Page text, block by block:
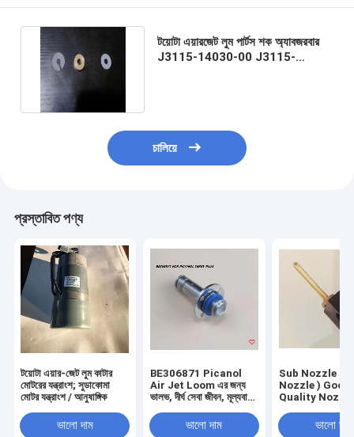
টয়োটা এয়ারজেট লুম পার্টস শক অ্যাবজরবার
J3115-14030-00 J3115-
চালিয়ে
প্রস্তাবিত পণ্য
টয়োটা এয়ার-জেট লুম কাটার
মোটরের যন্ত্রাংশ; সুডাকোমা
মোটর যন্ত্রাংশ / আনুষাঙ্গিক
ভালো দাম
BE306871 Picanol
Air Jet Loom এর জন্য
ভালভ, দীর্ঘ সেবা জীবন, মূল্যবান
ভালো দাম
Sub Nozzle
Nozzle ) Good
Quality
L5100,টেক্সটাইল
খুচরা যন্ত্রাংশ
ভালো দাম